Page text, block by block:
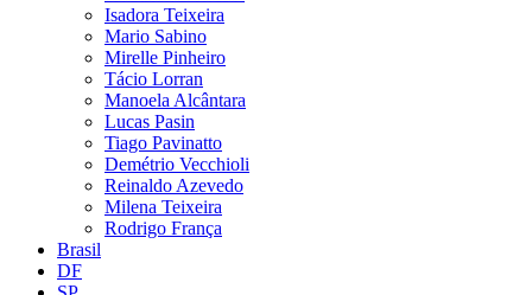
Isadora Teixeira
Mario Sabino
Mirelle Pinheiro
Tácio Lorran
Manoela Alcântara
Lucas Pasin
Tiago Pavinatto
Demétrio Vecchioli
Reinaldo Azevedo
Milena Teixeira
Rodrigo França
Brasil
DF